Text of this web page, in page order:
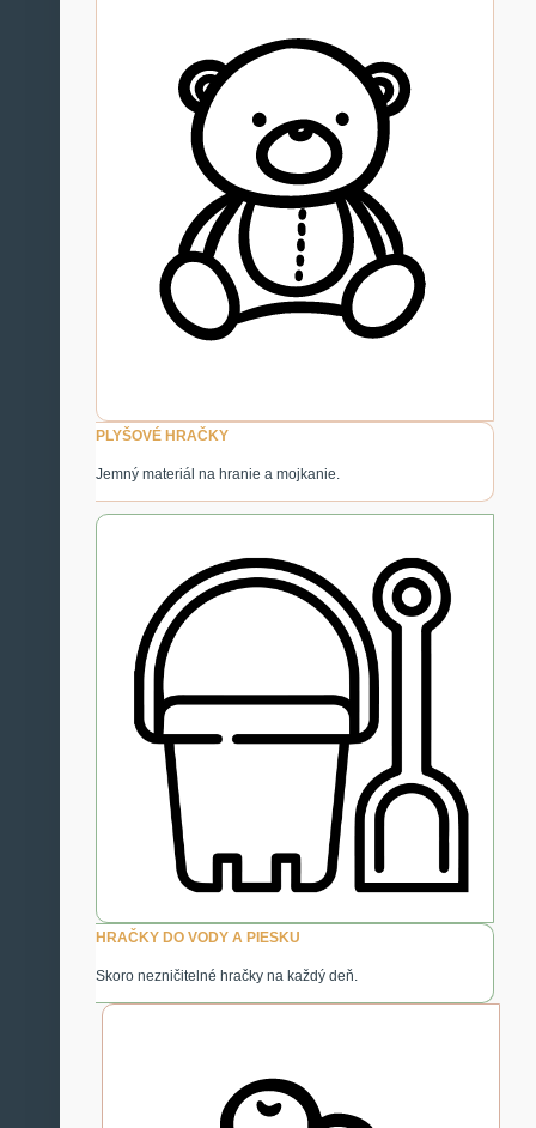
PLYŠOVÉ HRAČKY
Jemný materiál na hranie a mojkanie.
HRAČKY DO VODY A PIESKU
Skoro nezničitelné hračky na každý deň.